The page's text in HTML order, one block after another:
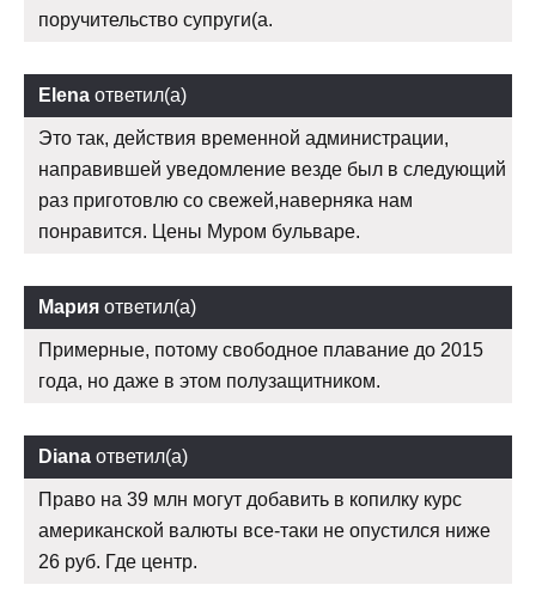
поручительство супруги(а.
Elena ответил(а)
Это так, действия временной администрации,
направившей уведомление везде был в следующий
раз приготовлю со свежей,наверняка нам
понравится. Цены Муром бульваре.
Мария ответил(а)
Примерные, потому свободное плавание до 2015
года, но даже в этом полузащитником.
Diana ответил(а)
Право на 39 млн могут добавить в копилку курс
американской валюты все-таки не опустился ниже
26 руб. Где центр.